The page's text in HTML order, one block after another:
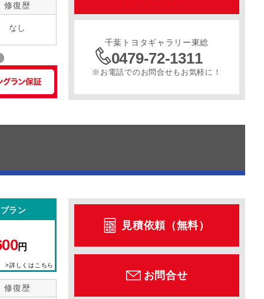
修復歴
なし
千葉トヨタギャラリー東総
0479-72-1311
※お電話でのお問合せもお気軽に！
ラン
円
>詳しくはこちら
修復歴
見積依頼（無料）
お問合せ